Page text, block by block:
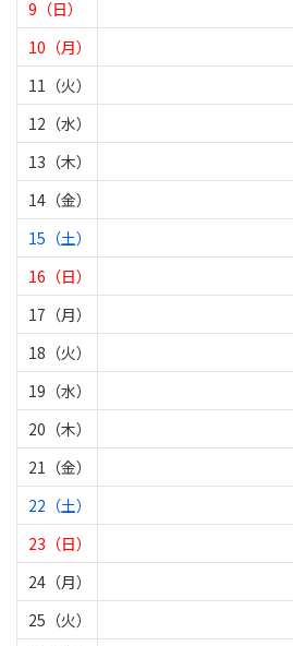
9（日）
10（月）
11（火）
12（水）
13（木）
14（金）
15（土）
16（日）
17（月）
18（火）
19（水）
20（木）
21（金）
22（土）
23（日）
24（月）
25（火）